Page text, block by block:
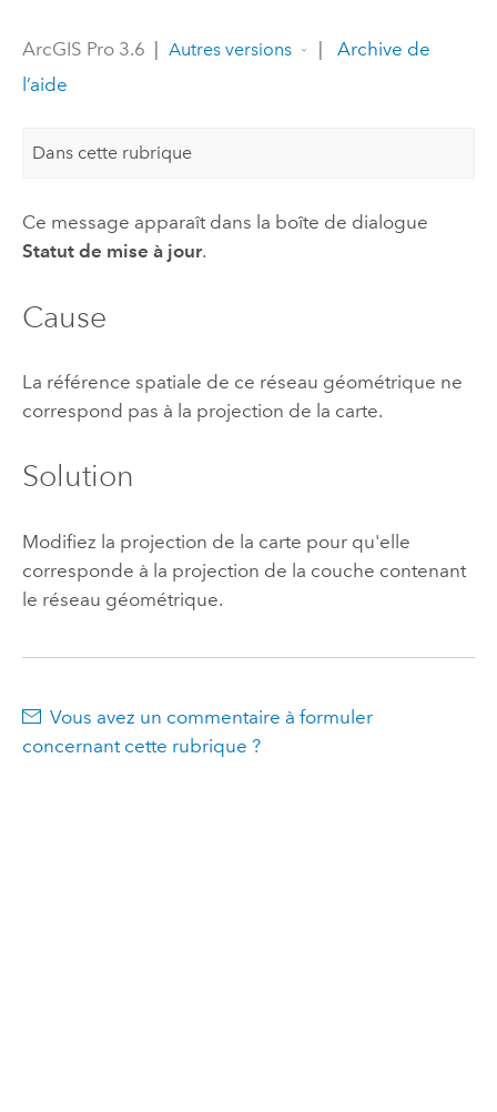
ArcGIS Pro 3.6 | Autres versions |
Archive de
l’aide
Dans cette rubrique
Ce message apparaît dans la boîte de dialogue
Statut de mise à jour.
Cause
La référence spatiale de ce réseau géométrique ne
correspond pas à la projection de la carte.
Solution
Modifiez la projection de la carte pour qu'elle
corresponde à la projection de la couche contenant
le réseau géométrique.
Vous avez un commentaire à formuler
concernant cette rubrique ?